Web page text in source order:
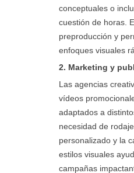
conceptuales o
cuestión de horas.
preproducción y
enfoques visuales
2. Marketing y
Las agencias
vídeos
adaptados a
necesidad de
personalizado y la
estilos visuales
campañas